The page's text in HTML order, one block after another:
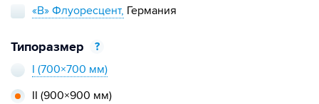
«В» Флуоресцент, Германия
Типоразмер
?
I (700×700 мм)
II (900×900 мм)